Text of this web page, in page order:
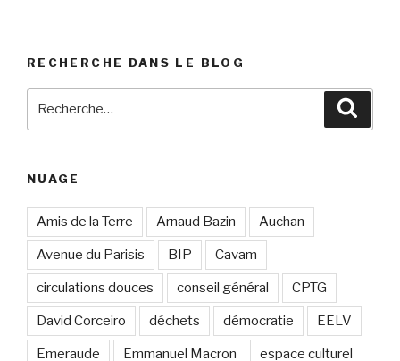
RECHERCHE DANS LE BLOG
NUAGE
Amis de la Terre Arnaud Bazin Auchan
Avenue du Parisis BIP Cavam
circulations douces conseil général CPTG
David Corceiro déchets démocratie EELV
Emeraude Emmanuel Macron espace culturel